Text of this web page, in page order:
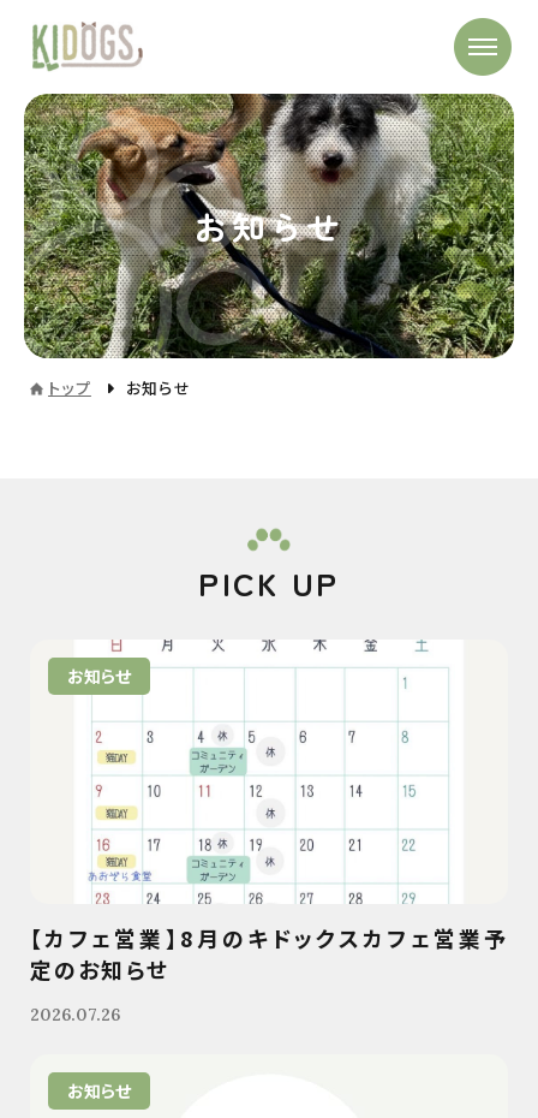
お知らせ
トップ お知らせ
PICK UP
お知らせ
【カフェ営業】8月のキドックスカフェ営業予
定のお知らせ
2026.07.26
お知らせ